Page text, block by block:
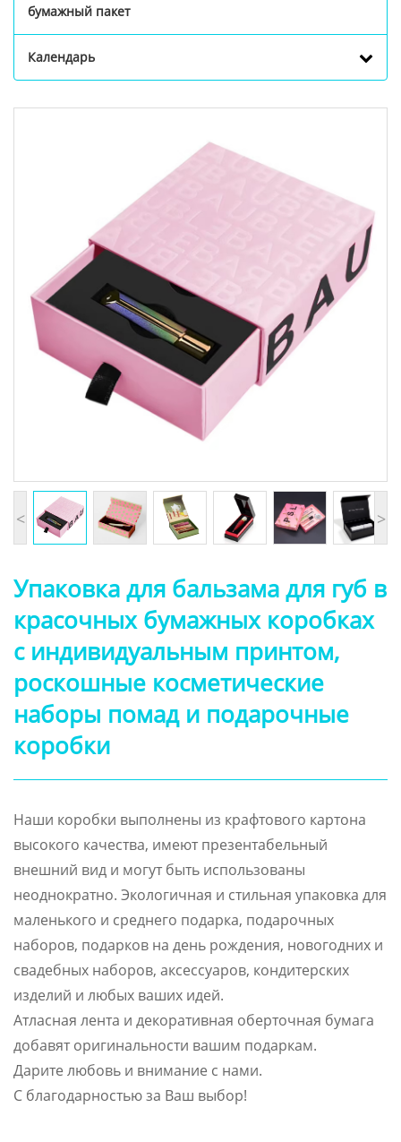
бумажный пакет
Календарь
< >
Упаковка для бальзама для губ в
красочных бумажных коробках
с индивидуальным принтом,
роскошные косметические
наборы помад и подарочные
коробки
Наши коробки выполнены из крафтового картона
высокого качества, имеют презентабельный
внешний вид и могут быть использованы
неоднократно. Экологичная и стильная упаковка для
маленького и среднего подарка, подарочных
наборов, подарков на день рождения, новогодних и
свадебных наборов, аксессуаров, кондитерских
изделий и любых ваших идей.
Атласная лента и декоративная оберточная бумага
добавят оригинальности вашим подаркам.
Дарите любовь и внимание с нами.
С благодарностью за Ваш выбор!